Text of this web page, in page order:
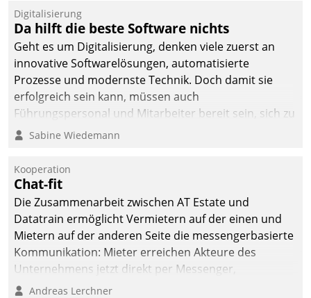
Digitalisierung
Da hilft die beste Software nichts
Geht es um Digitalisierung, denken viele zuerst an
innovative Softwarelösungen, automatisierte
Prozesse und modernste Technik. Doch damit sie
erfolgreich sein kann, müssen auch
Führungspersonal und Mitarbeiter bereit sein, sich zu
verändern und anzupassen, sonst werden sie an ihr
Sabine Wiedemann
Kooperation
Chat-fit
Die Zusammenarbeit zwischen AT Estate und
Datatrain ermöglicht Vermietern auf der einen und
Mietern auf der anderen Seite die messengerbasierte
Kommunikation: Mieter erreichen Akteure des
Unternehmens jetzt direkt per Messenger,
Mitarbeiter oder Dienstleister empfangen oder
Andreas Lerchner